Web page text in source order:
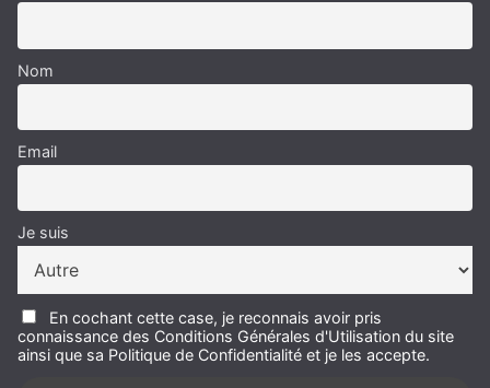
Nom
Email
Je suis
En cochant cette case, je reconnais avoir pris
connaissance des Conditions Générales d'Utilisation du site
ainsi que sa Politique de Confidentialité et je les accepte.